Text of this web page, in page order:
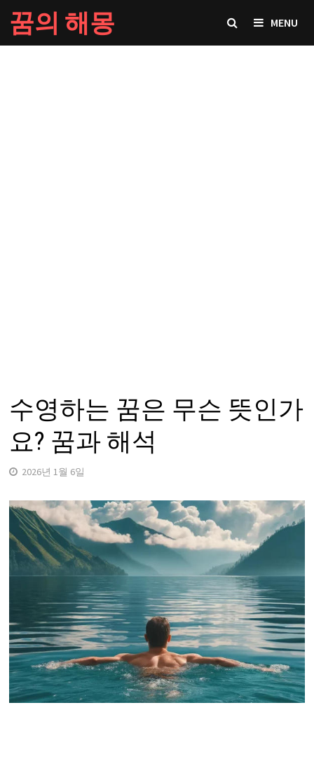
Skip
to
content
꿈의 해몽 MENU
수영하는 꿈은 무슨 뜻인가
요? 꿈과 해석
2026년 1월 6일